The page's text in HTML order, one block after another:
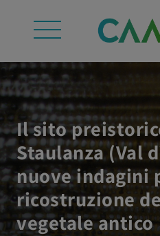
Il sito
Staulanza (Val
nuove indagini
ricostruzione
vegetale antico